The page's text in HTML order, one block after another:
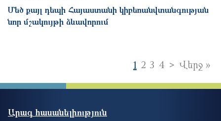
Մեծ քայլ դեպի Հայաստանի կիբեռանվտանգության
նոր մշակույթի ձևավորում
1 2 3 4 > Next page
Վերջ »
Արագ հասանելիություն